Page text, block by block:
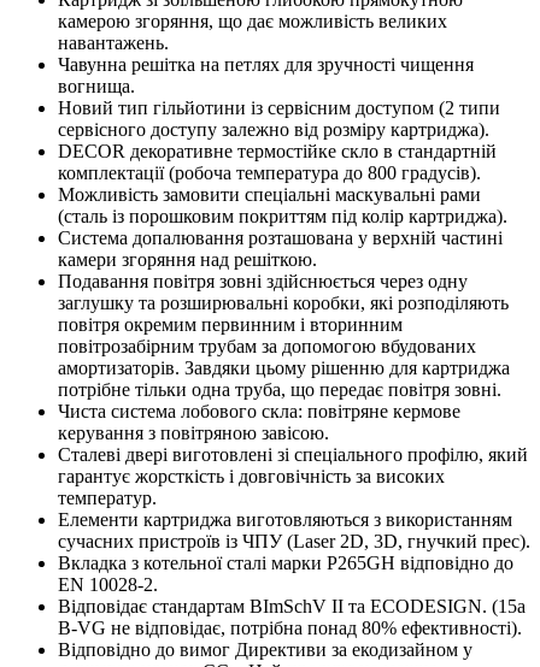
камерою згоряння, що дає можливість великих
навантажень.
Чавунна решітка на петлях для зручності чищення
вогнища.
Новий тип гільйотини із сервісним доступом (2 типи
сервісного доступу залежно від розміру картриджа).
DECOR декоративне термостійке скло в стандартній
комплектації (робоча температура до 800 градусів).
Можливість замовити спеціальні маскувальні рами
(сталь із порошковим покриттям під колір картриджа).
Система допалювання розташована у верхній частині
камери згоряння над решіткою.
Подавання повітря зовні здійснюється через одну
заглушку та розширювальні коробки, які розподіляють
повітря окремим первинним і вторинним
повітрозабірним трубам за допомогою вбудованих
амортизаторів. Завдяки цьому рішенню для картриджа
потрібне тільки одна труба, що передає повітря зовні.
Чиста система лобового скла: повітряне кермове
керування з повітряною завісою.
Сталеві двері виготовлені зі спеціального профілю, який
гарантує жорсткість і довговічність за високих
температур.
Елементи картриджа виготовляються з використанням
сучасних пристроїв із ЧПУ (Laser 2D, 3D, гнучкий прес).
Вкладка з котельної сталі марки P265GH відповідно до
EN 10028-2.
Відповідає стандартам BImSchV II та ECODESIGN. (15a
B-VG не відповідає, потрібна понад 80% ефективності).
Відповідно до вимог Директиви за екодизайном у